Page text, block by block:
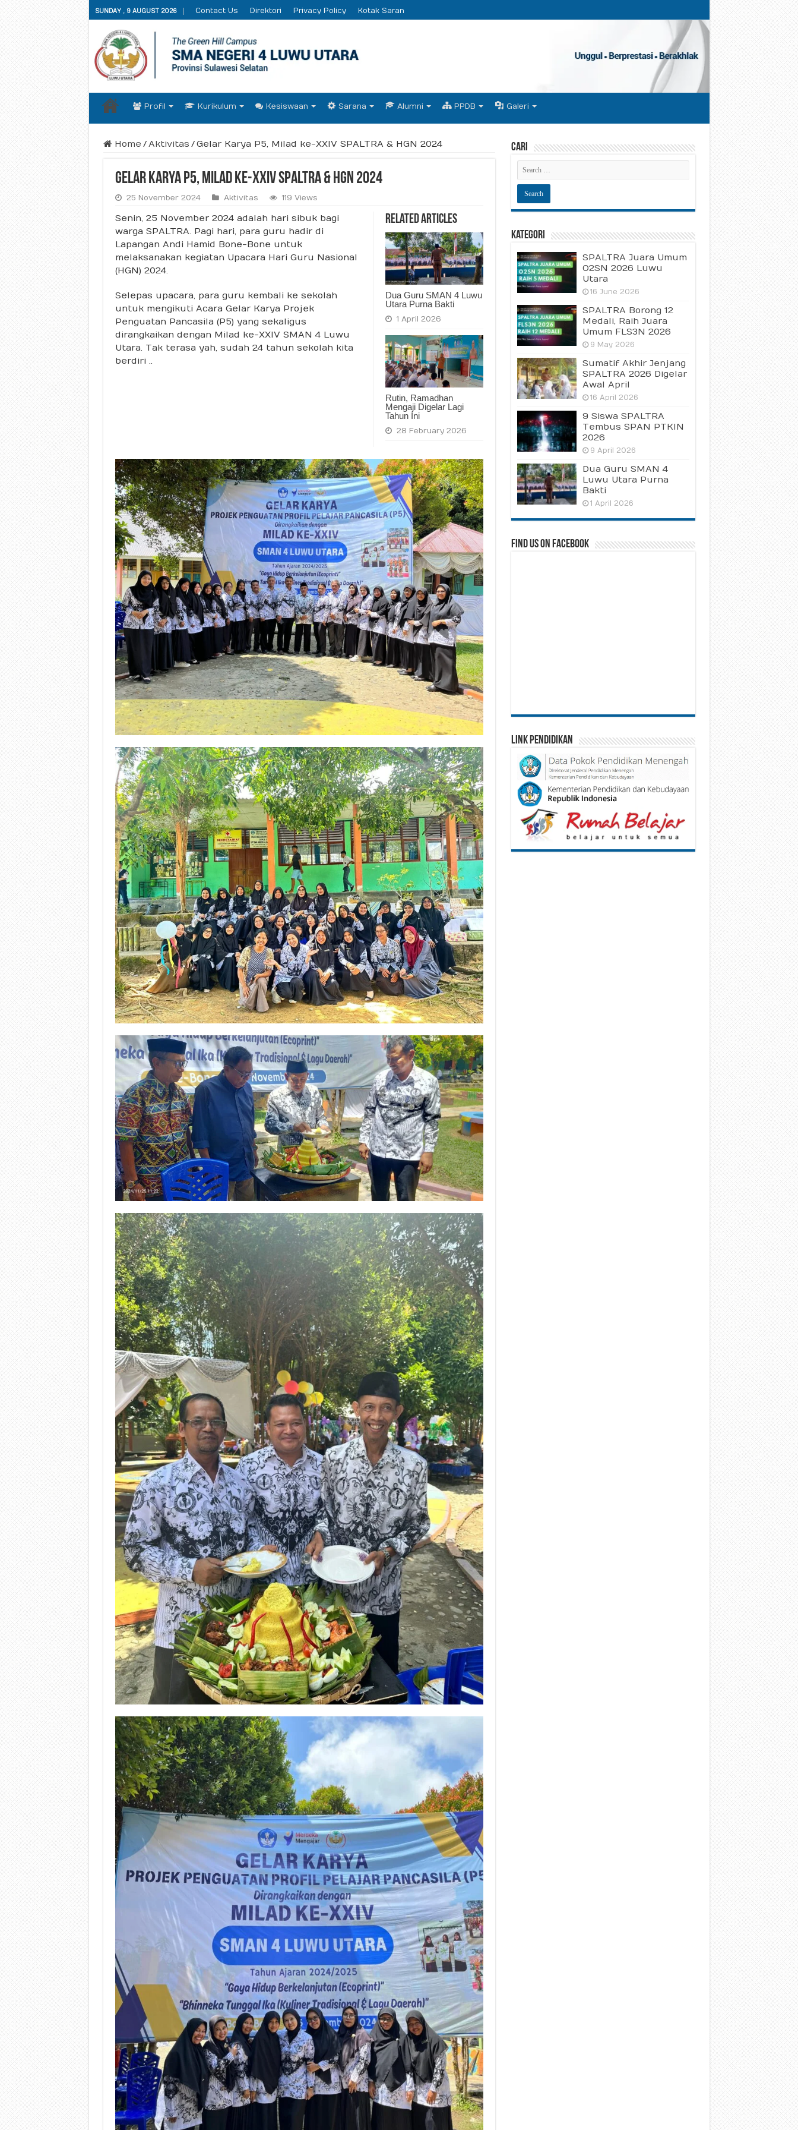
SUNDAY , 9 AUGUST 2026 Contact Us Direktori Privacy Policy Kotak Saran
Profil Kurikulum Kesiswaan Sarana Alumni PPDB Galeri
Home /Aktivitas /Gelar Karya P5, Milad ke-XXIV SPALTRA & HGN 2024
Gelar Karya P5, Milad ke-XXIV SPALTRA & HGN 2024
25 November 2024 Aktivitas 119 Views
Related Articles
Dua Guru SMAN 4 Luwu
Utara Purna Bakti
1 April 2026
Rutin, Ramadhan
Mengaji Digelar Lagi
Tahun Ini
28 February 2026
Senin, 25 November 2024 adalah hari sibuk bagi
warga SPALTRA. Pagi hari, para guru hadir di
Lapangan Andi Hamid Bone-Bone untuk
melaksanakan kegiatan Upacara Hari Guru Nasional
(HGN) 2024.
Selepas upacara, para guru kembali ke sekolah
untuk mengikuti Acara Gelar Karya Projek
Penguatan Pancasila (P5) yang sekaligus
dirangkaikan dengan Milad ke-XXIV SMAN 4 Luwu
Utara. Tak terasa yah, sudah 24 tahun sekolah kita
berdiri ..
Cari
Kategori
SPALTRA Juara Umum
O2SN 2026 Luwu
Utara
16 June 2026
SPALTRA Borong 12
Medali, Raih Juara
Umum FLS3N 2026
9 May 2026
Sumatif Akhir Jenjang
SPALTRA 2026 Digelar
Awal April
16 April 2026
9 Siswa SPALTRA
Tembus SPAN PTKIN
2026
9 April 2026
Dua Guru SMAN 4
Luwu Utara Purna
Bakti
1 April 2026
Find us on Facebook
Link Pendidikan